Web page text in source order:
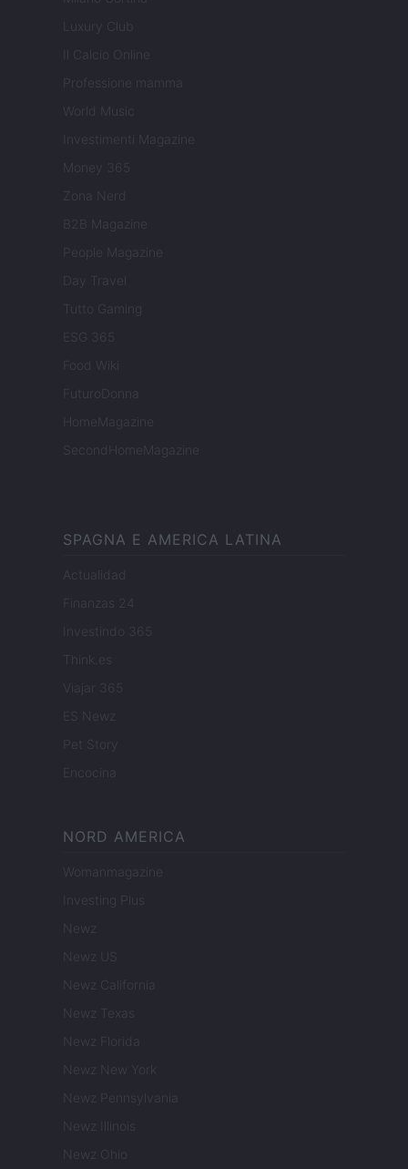
Luxury Club
Il Calcio Online
Professione mamma
World Music
Investimenti Magazine
Money 365
Zona Nerd
B2B Magazine
People Magazine
Day Travel
Tutto Gaming
ESG 365
Food Wiki
FuturoDonna
HomeMagazine
SecondHomeMagazine
SPAGNA E AMERICA LATINA
Actualidad
Finanzas 24
Investindo 365
Think.es
Viajar 365
ES Newz
Pet Story
Encocina
NORD AMERICA
Womanmagazine
Investing Plus
Newz
Newz US
Newz California
Newz Texas
Newz Florida
Newz New York
Newz Pennsylvania
Newz Illinois
Newz Ohio